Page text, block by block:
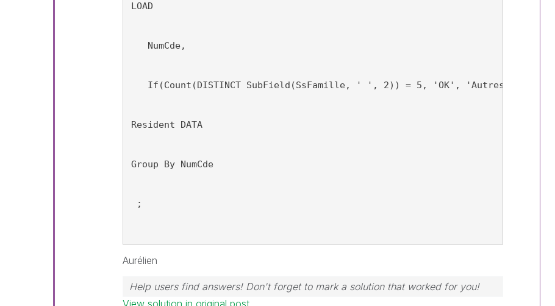
LOAD
NumCde,
If(Count(DISTINCT SubField(SsFamille, ' ', 2)) = 5, 'OK', 'Autres') as TEST
Resident DATA
Group By NumCde
;
Aurélien
Help users find answers! Don't forget to mark a solution that worked for you!
View solution in original post